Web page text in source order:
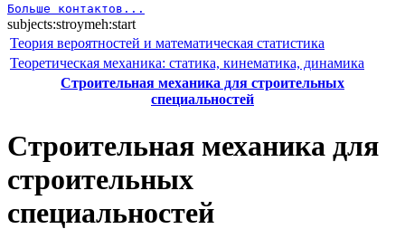
Больше контактов...
subjects:stroymeh:start
Теория вероятностей и математическая статистика
Теоретическая механика: статика, кинематика, динамика
Строительная механика для строительных
специальностей
Строительная механика для
строительных
специальностей